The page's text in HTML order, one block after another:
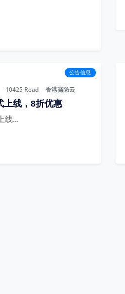
公告信息
10425 Read 香港高防云
上线，8折优惠
线...